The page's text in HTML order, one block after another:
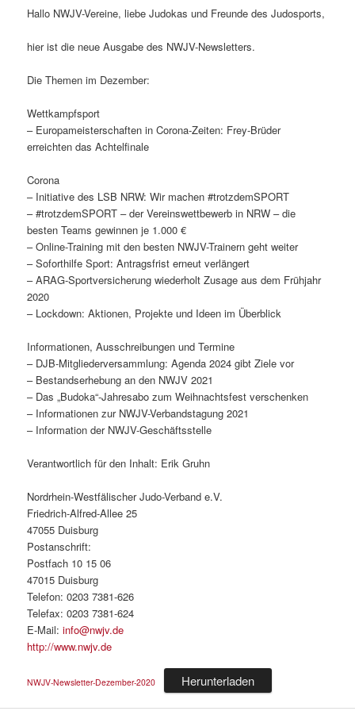
Hallo NWJV-Vereine, liebe Judokas und Freunde des Judosports,
hier ist die neue Ausgabe des NWJV-Newsletters.
Die Themen im Dezember:
Wettkampfsport
– Europameisterschaften in Corona-Zeiten: Frey-Brüder
erreichten das Achtelfinale
Corona
– Initiative des LSB NRW: Wir machen #trotzdemSPORT
– #trotzdemSPORT – der Vereinswettbewerb in NRW – die
besten Teams gewinnen je 1.000 €
– Online-Training mit den besten NWJV-Trainern geht weiter
– Soforthilfe Sport: Antragsfrist erneut verlängert
– ARAG-Sportversicherung wiederholt Zusage aus dem Frühjahr
2020
– Lockdown: Aktionen, Projekte und Ideen im Überblick
Informationen, Ausschreibungen und Termine
– DJB-Mitgliederversammlung: Agenda 2024 gibt Ziele vor
– Bestandserhebung an den NWJV 2021
– Das „Budoka“-Jahresabo zum Weihnachtsfest verschenken
– Informationen zur NWJV-Verbandstagung 2021
– Information der NWJV-Geschäftsstelle
Verantwortlich für den Inhalt: Erik Gruhn
Nordrhein-Westfälischer Judo-Verband e.V.
Friedrich-Alfred-Allee 25
47055 Duisburg
Postanschrift:
Postfach 10 15 06
47015 Duisburg
Telefon: 0203 7381-626
Telefax: 0203 7381-624
E-Mail:info@nwjv.de
http://www.nwjv.de
NWJV-Newsletter-Dezember-2020 Herunterladen